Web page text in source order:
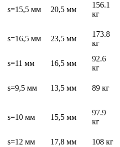
s=15,5 мм 20,5 мм
156.1
кг
s=16,5 мм 23,5 мм
173.8
кг
s=11 мм 16,5 мм
92.6
кг
s=9,5 мм 13,5 мм 89 кг
s=10 мм 15,5 мм
97.9
кг
s=12 мм 17,8 мм 108 кг